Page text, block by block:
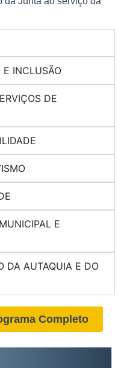
E INCLUSÃO
DE
E
DA AUTAQUIA E DO
Completo